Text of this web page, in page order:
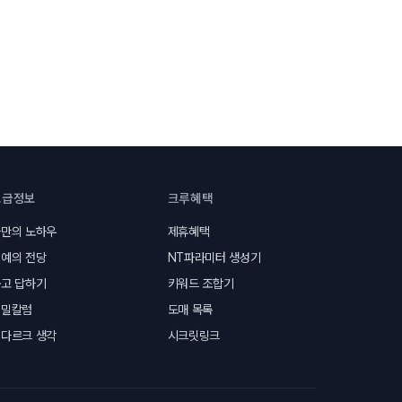
정보
의 노하우
의 전당
답하기
칼럼
르크 생각
크루혜택
제휴혜택
NT파라미터 생성기
키워드 조합기
도매 목록
시크릿링크